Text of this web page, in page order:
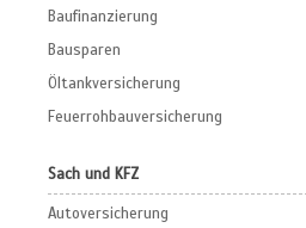
Baufinanzierung
Bausparen
Öltankversicherung
Feuerrohbauversicherung
Sach und KFZ
Autoversicherung